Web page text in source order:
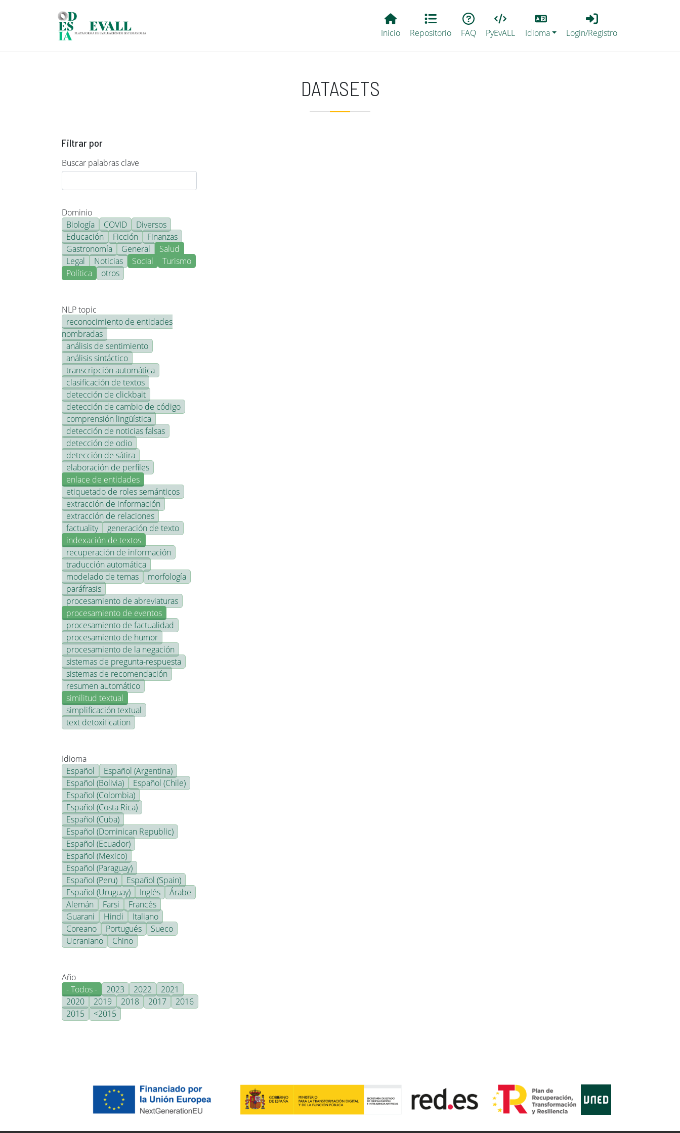
Main EvALL
Inicio Repositorio FAQ PyEvALL
Lang
Idioma
Login_Registro
Login/Registro
DATASETS
Filtrar por
Buscar palabras clave
Dominio
Biología
COVID
Diversos
Educación
Ficción
Finanzas
Gastronomía
General
Salud
Legal
Noticias Social
Turismo
Política
otros
NLP topic
reconocimiento de entidades
nombradas
análisis de sentimiento
análisis sintáctico
transcripción automática
clasificación de textos
detección de clickbait
detección de cambio de código
comprensión lingüística
detección de noticias falsas
detección de odio
detección de sátira
elaboración de perfiles
enlace de entidades
etiquetado de roles semánticos
extracción de información
extracción de relaciones
factuality
generación de texto
indexación de textos
recuperación de información
traducción automática
modelado de temas
morfología
paráfrasis
procesamiento de abreviaturas
procesamiento de eventos
procesamiento de factualidad
procesamiento de humor
procesamiento de la negación
sistemas de pregunta-respuesta
sistemas de recomendación
resumen automático
similitud textual
simplificación textual
text detoxification
Idioma
Español
Español (Argentina)
Español (Bolivia)
Español (Chile)
Español (Colombia)
Español (Costa Rica)
Español (Cuba)
Español (Dominican Republic)
Español (Ecuador)
Español (Mexico)
Español (Paraguay)
Español (Peru)
Español (Spain)
Español (Uruguay)
Inglés
Árabe
Alemán
Farsi
Francés
Guarani
Hindi
Italiano
Coreano
Portugués
Sueco
Ucraniano
Chino
Año
- Todos -
2023 2022
2021
2020
2019 2018 2017
2016
2015
<2015